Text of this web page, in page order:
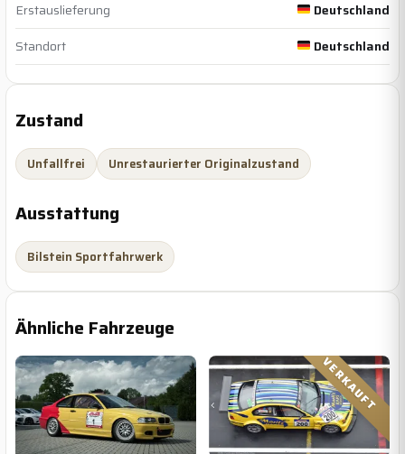
Erstauslieferung
Deutschland
Standort
Deutschland
Zustand
Unfallfrei Unrestaurierter Originalzustand
Ausstattung
Bilstein Sportfahrwerk
Ähnliche Fahrzeuge
VERKAUFT